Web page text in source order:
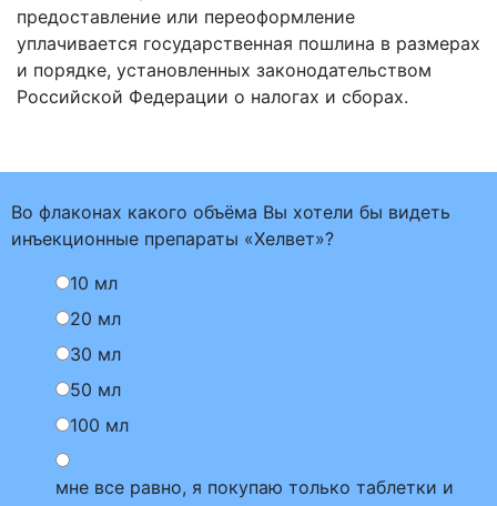
предоставление или переоформление
уплачивается государственная пошлина в размерах
и порядке, установленных законодательством
Российской Федерации о налогах и сборах.
Во флаконах какого объёма Вы хотели бы видеть
инъекционные препараты «Хелвет»?
10 мл
20 мл
30 мл
50 мл
100 мл
мне все равно, я покупаю только таблетки и